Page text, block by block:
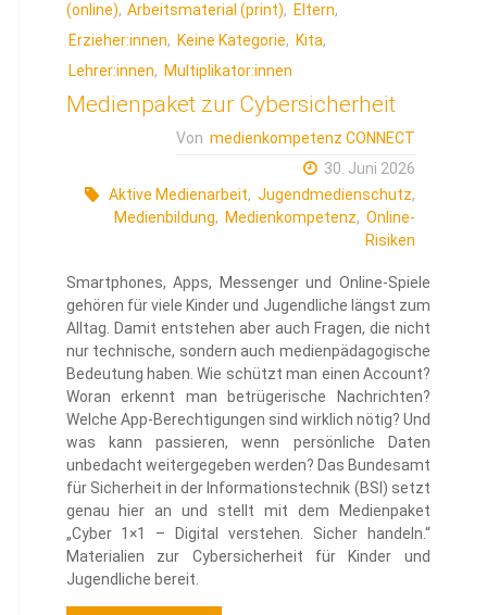
(online), Arbeitsmaterial (print), Eltern,
Erzieher:innen, Keine Kategorie, Kita,
Lehrer:innen, Multiplikator:innen
Medienpaket zur Cybersicherheit
Von medienkompetenz CONNECT
30. Juni 2026
Aktive Medienarbeit, Jugendmedienschutz,
Medienbildung, Medienkompetenz, Online-
Risiken
Smartphones, Apps, Messenger und Online-Spiele
gehören für viele Kinder und Jugendliche längst zum
Alltag. Damit entstehen aber auch Fragen, die nicht
nur technische, sondern auch medienpädagogische
Bedeutung haben. Wie schützt man einen Account?
Woran erkennt man betrügerische Nachrichten?
Welche App-Berechtigungen sind wirklich nötig? Und
was kann passieren, wenn persönliche Daten
unbedacht weitergegeben werden? Das Bundesamt
für Sicherheit in der Informationstechnik (BSI) setzt
genau hier an und stellt mit dem Medienpaket
„Cyber 1×1 – Digital verstehen. Sicher handeln.“
Materialien zur Cybersicherheit für Kinder und
Jugendliche bereit.